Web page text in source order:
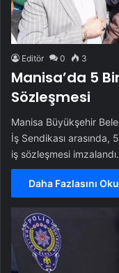
Editör 0 3
Manisa’da 5
Sözleşmesi
Manisa Büyükşehir
İş Sendikası arasında,
iş sözleşmesi
Daha Fazlasını